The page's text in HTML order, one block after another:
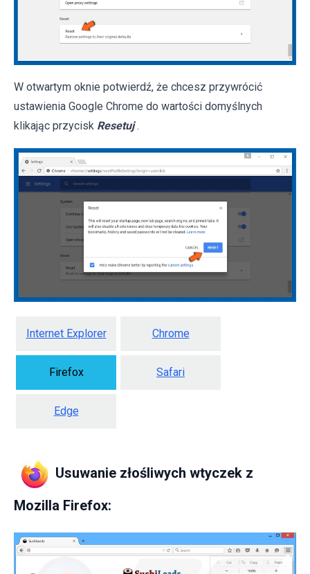
W otwartym oknie potwierdź, że chcesz przywrócić
ustawienia Google Chrome do wartości domyślnych
klikając przycisk Resetuj .
Internet Explorer Chrome
Firefox Safari
Edge
Usuwanie złośliwych wtyczek z
Mozilla Firefox: